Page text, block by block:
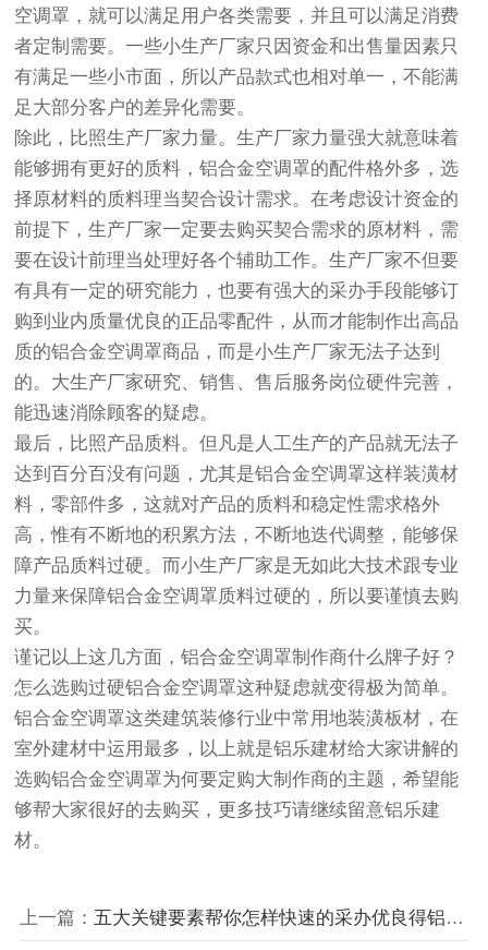
空调罩，就可以满足用户各类需要，并且可以满足消费
者定制需要。一些小生产厂家只因资金和出售量因素只
有满足一些小市面，所以产品款式也相对单一，不能满
足大部分客户的差异化需要。
除此，比照生产厂家力量。生产厂家力量强大就意味着
能够拥有更好的质料，铝合金空调罩的配件格外多，选
择原材料的质料理当契合设计需求。在考虑设计资金的
前提下，生产厂家一定要去购买契合需求的原材料，需
要在设计前理当处理好各个辅助工作。生产厂家不但要
有具有一定的研究能力，也要有强大的采办手段能够订
购到业内质量优良的正品零配件，从而才能制作出高品
质的铝合金空调罩商品，而是小生产厂家无法子达到
的。大生产厂家研究、销售、售后服务岗位硬件完善，
能迅速消除顾客的疑虑。
最后，比照产品质料。但凡是人工生产的产品就无法子
达到百分百没有问题，尤其是铝合金空调罩这样装潢材
料，零部件多，这就对产品的质料和稳定性需求格外
高，惟有不断地的积累方法，不断地迭代调整，能够保
障产品质料过硬。而小生产厂家是无如此大技术跟专业
力量来保障铝合金空调罩质料过硬的，所以要谨慎去购
买。
谨记以上这几方面，铝合金空调罩制作商什么牌子好？
怎么选购过硬铝合金空调罩这种疑虑就变得极为简单。
铝合金空调罩这类建筑装修行业中常用地装潢板材，在
室外建材中运用最多，以上就是铝乐建材给大家讲解的
选购铝合金空调罩为何要定购大制作商的主题，希望能
够帮大家很好的去购买，更多技巧请继续留意铝乐建
材。
上一篇： 五大关键要素帮你怎样快速的采办优良得铝合金空调罩